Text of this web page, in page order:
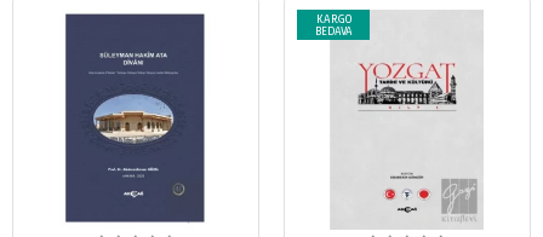
KARGO
BEDAVA